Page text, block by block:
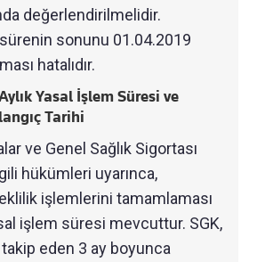
değerlendirilmelidir.
sonunu 01.04.2019
hatalıdır.
Yasal İşlem Süresi ve
Tarihi
ve Genel Sağlık Sigortası
hükümleri uyarınca,
işlemlerini tamamlaması
işlem süresi mevcuttur. SGK,
eden 3 ay boyunca